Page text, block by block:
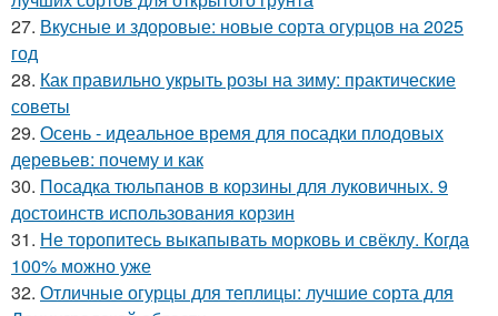
27. Вкусные и здоровые: новые сорта огурцов на 2025
год
28. Как правильно укрыть розы на зиму: практические
советы
29. Осень - идеальное время для посадки плодовых
деревьев: почему и как
30. Посадка тюльпанов в корзины для луковичных. 9
достоинств использования корзин
31. Не торопитесь выкапывать морковь и свёклу. Когда
100% можно уже
32. Отличные огурцы для теплицы: лучшие сорта для